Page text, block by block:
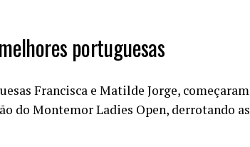
portuguesas
Francisca e Matilde Jorge, começaram
do Montemor Ladies Open, derrotando as